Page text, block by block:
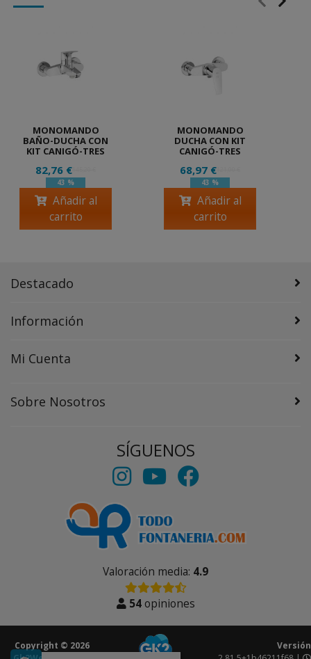
MONOMANDO
BAÑO-DUCHA CON
KIT CANIGÓ-TRES
82,76 €
43 %
Añadir al
carrito
MONOMANDO
DUCHA CON KIT
CANIGÓ-TRES
68,97 €
43 %
Añadir al
carrito
Destacado
Información
Mi Cuenta
Sobre Nosotros
SÍGUENOS
Valoración media: 4.9
54opiniones
Copyright © 2026
Versión